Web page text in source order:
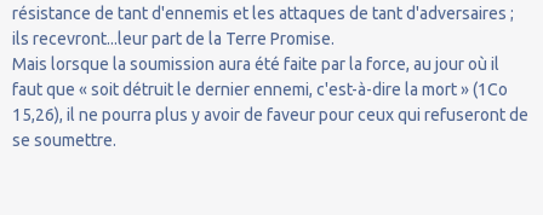
résistance de tant d'ennemis et les attaques de tant d'adversaires ;
ils recevront...leur part de la Terre Promise.
Mais lorsque la soumission aura été faite par la force, au jour où il
faut que « soit détruit le dernier ennemi, c'est-à-dire la mort » (1Co
15,26), il ne pourra plus y avoir de faveur pour ceux qui refuseront de
se soumettre.